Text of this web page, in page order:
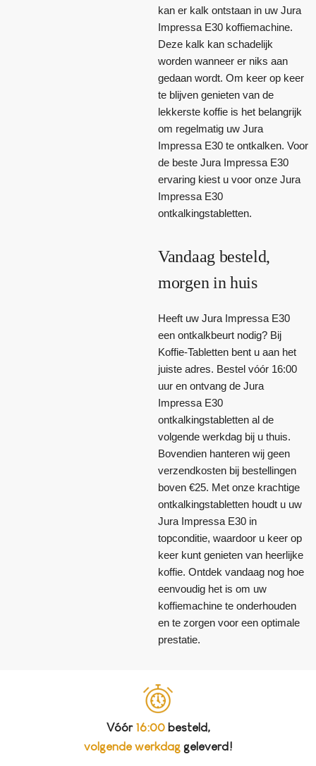
kan er kalk ontstaan in uw Jura
Impressa E30 koffiemachine.
Deze kalk kan schadelijk
worden wanneer er niks aan
gedaan wordt. Om keer op keer
te blijven genieten van de
lekkerste koffie is het belangrijk
om regelmatig uw Jura
Impressa E30 te ontkalken. Voor
de beste Jura Impressa E30
ervaring kiest u voor onze Jura
Impressa E30
ontkalkingstabletten.
Vandaag besteld,
morgen in huis
Heeft uw Jura Impressa E30
een ontkalkbeurt nodig? Bij
Koffie-Tabletten bent u aan het
juiste adres. Bestel vóór 16:00
uur en ontvang de Jura
Impressa E30
ontkalkingstabletten al de
volgende werkdag bij u thuis.
Bovendien hanteren wij geen
verzendkosten bij bestellingen
boven €25. Met onze krachtige
ontkalkingstabletten houdt u uw
Jura Impressa E30 in
topconditie, waardoor u keer op
keer kunt genieten van heerlijke
koffie. Ontdek vandaag nog hoe
eenvoudig het is om uw
koffiemachine te onderhouden
en te zorgen voor een optimale
prestatie.
Vóór 16:00besteld,
volgende werkdaggeleverd!